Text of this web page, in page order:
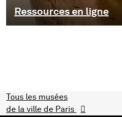
Ressources en ligne
Tous les musées
de la ville de Paris